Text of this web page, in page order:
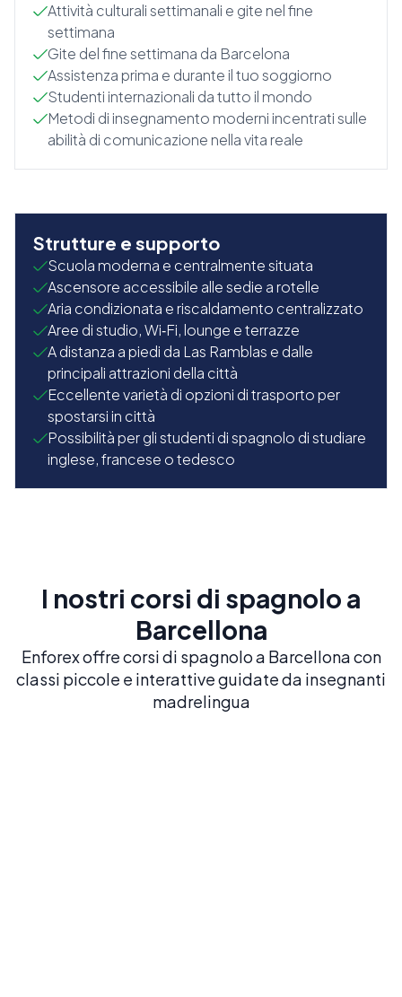
Attività culturali settimanali e gite nel fine
settimana
Gite del fine settimana da Barcelona
Assistenza prima e durante il tuo soggiorno
Studenti internazionali da tutto il mondo
Metodi di insegnamento moderni incentrati sulle
abilità di comunicazione nella vita reale
Strutture e supporto
Scuola moderna e centralmente situata
Ascensore accessibile alle sedie a rotelle
Aria condizionata e riscaldamento centralizzato
Aree di studio, Wi‑Fi, lounge e terrazze
A distanza a piedi da Las Ramblas e dalle
principali attrazioni della città
Eccellente varietà di opzioni di trasporto per
spostarsi in città
Possibilità per gli studenti di spagnolo di studiare
inglese, francese o tedesco
I nostri corsi di spagnolo a
Barcellona
Enforex offre corsi di spagnolo a Barcellona con
classi piccole e interattive guidate da insegnanti
madrelingua